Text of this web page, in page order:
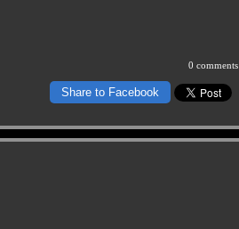
0 comments
Share to Facebook